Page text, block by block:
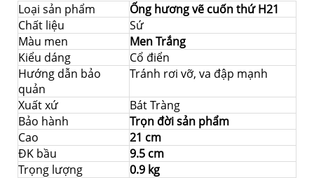
Loại sản phẩm
Ống hương vẽ cuốn thứ H21
Chất liệu
Sứ
Màu men
Men Trắng
Kiểu dáng
Cổ điển
Hướng dẫn bảo
quản
Tránh rơi vỡ, va đập mạnh
Xuất xứ
Bát Tràng
Bảo hành
Trọn đời sản phẩm
Cao
21 cm
ĐK bầu
9.5 cm
Trọng lượng
0.9 kg